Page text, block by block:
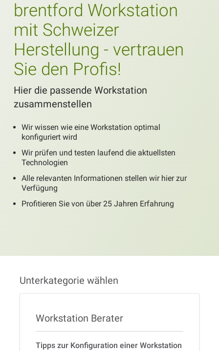
brentford Workstation
mit Schweizer
Herstellung - vertrauen
Sie den Profis!
Hier die passende Workstation
zusammenstellen
Wir wissen wie eine Workstation optimal
konfiguriert wird
Wir prüfen und testen laufend die aktuellsten
Technologien
Alle relevanten Informationen stellen wir hier zur
Verfügung
Profitieren Sie von über 25 Jahren Erfahrung
Unterkategorie wählen
Workstation Berater
Tipps zur Konfiguration einer Workstation